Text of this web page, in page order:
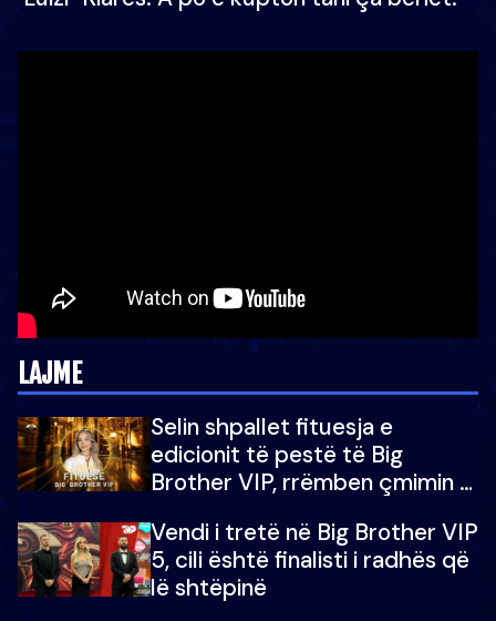
LAJME
Selin shpallet fituesja e
edicionit të pestë të Big
Brother VIP, rrëmben çmimin e
Vendi i tretë në Big Brother VIP
5, cili është finalisti i radhës që
lë shtëpinë